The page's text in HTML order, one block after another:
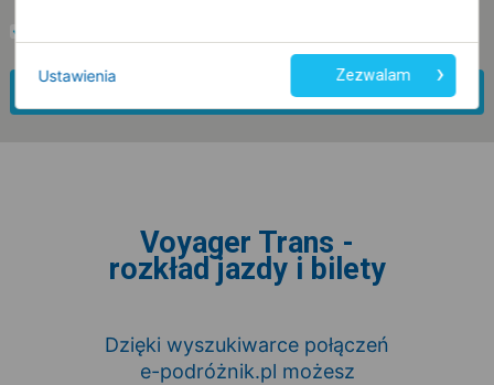
Znajdź połączenie
Voyager Trans -
rozkład jazdy i bilety
Dzięki wyszukiwarce połączeń
e-podróżnik.pl możesz
Ustawienia Zezwalam